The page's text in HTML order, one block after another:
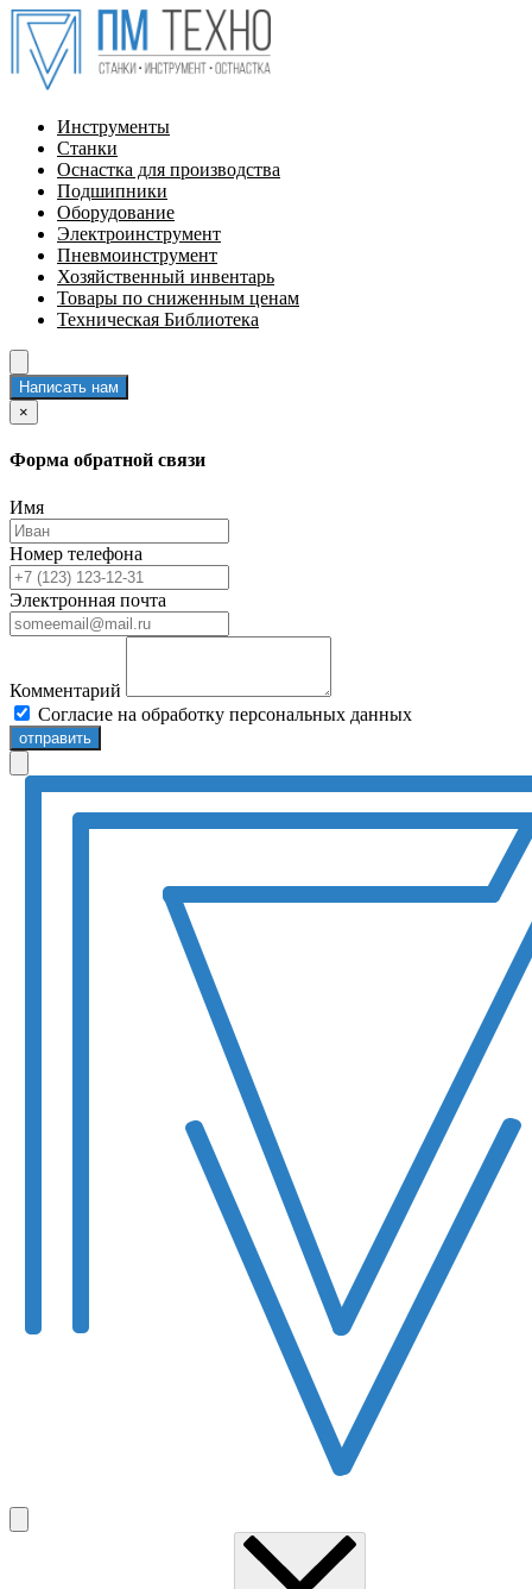
Инструменты
Станки
Оснастка для производства
Подшипники
Оборудование
Электроинструмент
Пневмоинструмент
Хозяйственный инвентарь
Товары по сниженным ценам
Техническая Библиотека
Написать нам
×
Форма обратной связи
Имя
Номер телефона
Электронная почта
Комментарий
Согласие на обработку персональных данных
отправить